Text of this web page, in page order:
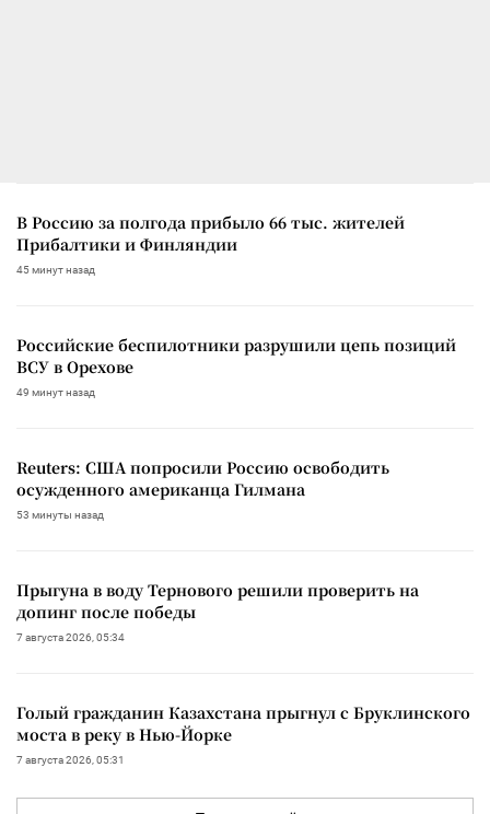
В Россию за полгода прибыло 66 тыс. жителей
Прибалтики и Финляндии
45 минут назад
Российские беспилотники разрушили цепь позиций
ВСУ в Орехове
49 минут назад
Reuters: США попросили Россию освободить
осужденного американца Гилмана
53 минуты назад
Прыгуна в воду Тернового решили проверить на
допинг после победы
7 августа 2026, 05:34
Голый гражданин Казахстана прыгнул с Бруклинского
моста в реку в Нью-Йорке
7 августа 2026, 05:31